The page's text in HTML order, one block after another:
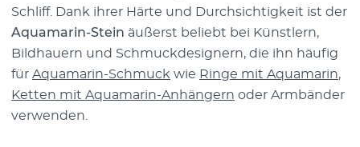
Schliff. Dank ihrer Härte und Durchsichtigkeit ist der
Aquamarin-Stein äußerst beliebt bei Künstlern,
Bildhauern und Schmuckdesignern, die ihn häufig
für Aquamarin-Schmuck wie Ringe mit Aquamarin,
Ketten mit Aquamarin-Anhängern oder Armbänder
verwenden.